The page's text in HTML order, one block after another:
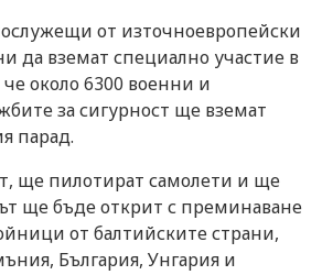
от източноевропейски
да вземат специално участие в
че около 6300 военни и
за сигурност ще вземат
парад.
ще пилотират самолети и ще
ще бъде открит с преминаване
от балтийските страни,
България, Унгария и